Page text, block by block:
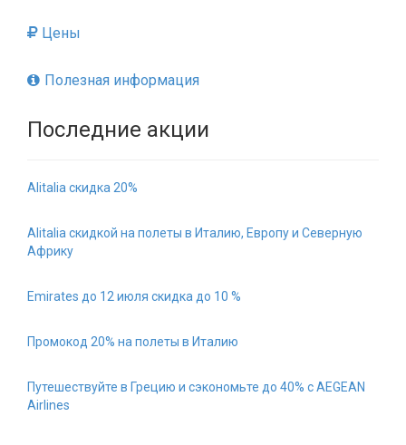
Цены
Полезная информация
Последние акции
Alitalia скидка 20%
Alitalia скидкой на полеты в Италию, Европу и Северную
Африку
Emirates до 12 июля скидка до 10 %
Промокод 20% на полеты в Италию
Путешествуйте в Грецию и сэкономьте до 40% с AEGEAN
Airlines